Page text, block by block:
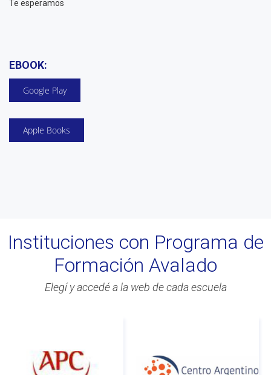
Te esperamos
EBOOK:
Google Play
Apple Books
Instituciones con Programa de
Formación Avalado
Elegí y accedé a la web de cada escuela